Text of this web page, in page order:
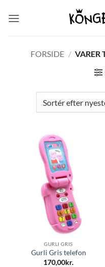
FORSIDE / VARER
GURLI GRIS
Gurli Gris telefon
170,00kr.